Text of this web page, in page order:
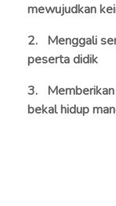
mewujudkan
2. Menggali
peserta didik
3. Memberikan
bekal hidup